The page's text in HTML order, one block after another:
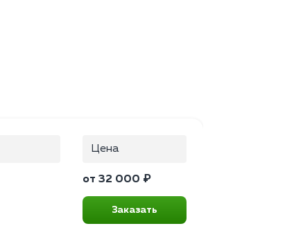
Цена
от 32 000 ₽
Заказать